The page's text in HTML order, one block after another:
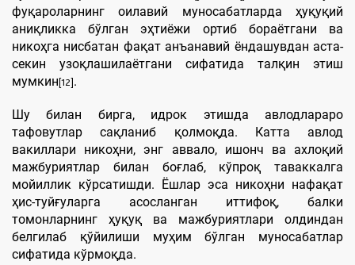
фуқароларнинг оилавий муносабатларда ҳуқуқий
аниқликка бўлган эҳтиёжи ортиб бораётгани ва
никоҳга нисбатан фақат анъанавий ёндашувдан аста-
секин узоқлашилаётгани сифатида талқин этиш
мумкин [12] .
Шу билан бирга, идрок этишда авлодлараро
тафовутлар сақланиб қолмоқда. Катта авлод
вакиллари никоҳни, энг аввало, ишонч ва ахлоқий
мажбуриятлар билан боғлаб, кўпроқ таваккалга
мойиллик кўрсатишди. Ёшлар эса никоҳни нафақат
ҳис-туйғуларга асосланган иттифоқ, балки
томонларнинг ҳуқуқ ва мажбуриятлари олдиндан
белгилаб қўйилиши муҳим бўлган муносабатлар
сифатида кўрмоқда.